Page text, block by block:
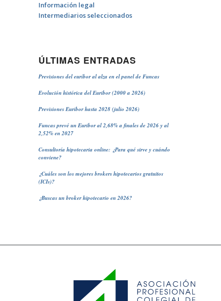
Información legal
Intermediarios seleccionados
ÚLTIMAS ENTRADAS
Previsiones del euríbor al alza en el panel de Funcas
Evolución histórica del Euribor (2000 a 2026)
Previsiones Euribor hasta 2028 (julio 2026)
Funcas prevé un Euribor al 2,68% a finales de 2026 y al
2,52% en 2027
Consultoría hipotecaria online: ¿Para qué sirve y cuándo
conviene?
¿Cuáles son los mejores brokers hipotecarios gratuitos
(ICIs)?
¿Buscas un broker hipotecario en 2026?